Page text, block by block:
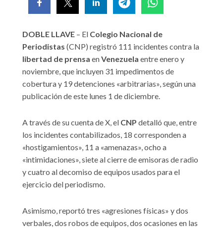
DOBLE LLAVE – El Colegio Nacional de
Periodistas (CNP) registró 111 incidentes contra la
libertad de prensa enVenezuela entre enero y
noviembre, que incluyen 31 impedimentos de
cobertura y 19 detenciones «arbitrarias», según una
publicación de este lunes 1 de diciembre.
A través de su cuenta de X, el CNP detalló que, entre
los incidentes contabilizados, 18 corresponden a
«hostigamientos», 11 a «amenazas», ocho a
«intimidaciones», siete al cierre de emisoras de radio
y cuatro al decomiso de equipos usados para el
ejercicio del periodismo.
Asimismo, reportó tres «agresiones físicas» y dos
verbales, dos robos de equipos, dos ocasiones en las